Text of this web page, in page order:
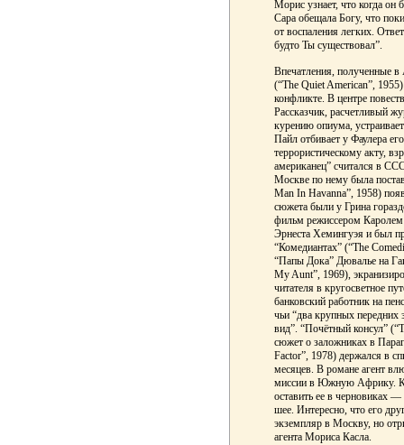
Морис узнает, что когда
Сара обещала Богу, что
от воспаления легких.
будто Ты существовал”.
Впечатления, полученные
(“The Quiet American”,
конфликте. В центре
Рассказчик, расчетливый
курению опиума,
Пайл отбивает у Фаулера
террористическому акту,
американец” считался в
Москве по нему была
Man In Havanna”, 1958)
сюжета были у Грина
фильм режиссером
Эрнеста Хемингуэя и был
“Комедиантах” (“The
“Папы Дока” Дювалье на
My Aunt”, 1969),
читателя в кругосветное
банковский работник на
чьи “два крупных передних
вид”. “Почётный консул”
сюжет о заложниках в
Factor”, 1978) держался в
месяцев. В романе агент
миссии в Южную Африку.
оставить ее в черновиках —
шее. Интересно, что его
экземпляр в Москву, но
агента Мориса Касла.